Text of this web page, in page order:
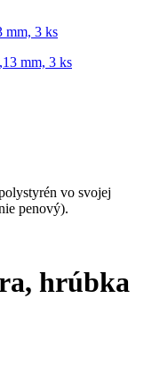
mm, 3 ks
vo svojej
penový).
hrúbka